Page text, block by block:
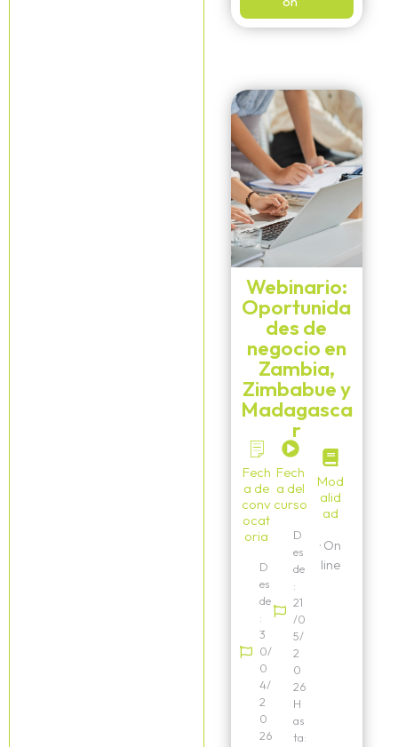
Webinario:
Oportunida
des de
negocio en
Zambia,
Zimbabue y
Madagasca
r
Fech
a de
conv
ocat
oria
D
es
de
:
3
0/
0
4/
2
0
26
Fech
a del
curso
D
es
de
:
21
/0
5/
2
0
26
H
as
ta:
Mod
alid
ad
· On
line